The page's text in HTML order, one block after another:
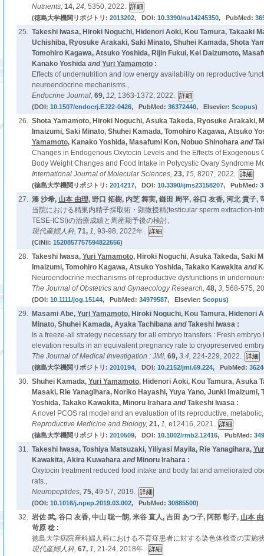
Nutrients, 14, 24, 5350, 2022.
(徳島大学機関リポジトリ: 2013202, DOI: 10.3390/nu14245350, PubMed:
25. Takeshi Iwasa, Hiroki Noguchi, Hidenori Aoki, Kou Tamura, Takaaki
Uchishiba, Ryosuke Arakaki, Saki Minato, Shuhei Kamada, Shota
Tomohiro Kagawa, Atsuko Yoshida, Rijin Fukui, Kei Daizumoto,
Kanako YoshidaandYuri Yamamoto:
Effects of undernutrition and low energy availability on reproductive
neuroendocrine mechanisms.,
Endocrine Journal, 69, 12, 1363-1372, 2022.
(DOI: 10.1507/endocrj.EJ22-0426, PubMed: 36372440, Elsevier: Scopus)
26. Shota Yamamoto, Hiroki Noguchi, Asuka Takeda, Ryosuke Arakaki,
Imaizumi, Saki Minato, Shuhei Kamada, Tomohiro Kagawa, Atsuko
Yamamoto, Kanako Yoshida, Masafumi Kon, Nobuo Shinoharaand
Changes in Endogenous Oxytocin Levels and the Effects of Exogenous
Body Weight Changes and Food Intake in Polycystic Ovary Syndrome
International Journal of Molecular Sciences, 23, 15, 8207, 2022.
(徳島大学機関リポジトリ: 2014217, DOI: 10.3390/ijms23158207, PubMed:
27. 湊 沙希, 山本 由理, 野口 拓樹, 内芝 舞実, 鎌田 周平, 谷口 友香, 河北 貴子,
当院における精巣内精子採取術・顕微授精(testicular sperm extraction-
TESE-ICSI)の治療成績と周産期予後の検討,
現代産婦人科, 71, 1, 93-98, 2022年.
(CiNii: 1520857757594822656)
28. Takeshi Iwasa, Yuri Yamamoto, Hiroki Noguchi, Asuka Takeda, Saki
Imaizumi, Tomohiro Kagawa, Atsuko Yoshida, Takako Kawakitaand
Neuroendocrine mechanisms of reproductive dysfunctions in
The Journal of Obstetrics and Gynaecology Research, 48, 3, 568-575,
(DOI: 10.1111/jog.15144, PubMed: 34979587, Elsevier: Scopus)
29. Masami Abe, Yuri Yamamoto, Hiroki Noguchi, Kou Tamura, Hidenori
Minato, Shuhei Kamada, Ayaka TachibanaandTakeshi Iwasa :
Is a freeze-all strategy necessary for all embryo transfers : Fresh
elevation results in an equivalent pregnancy rate to cryopreserved
The Journal of Medical Investigation : JMI, 69, 3.4, 224-229, 2022.
(徳島大学機関リポジトリ: 2010194, DOI: 10.2152/jmi.69.224, PubMed:
30. Shuhei Kamada, Yuri Yamamoto, Hidenori Aoki, Kou Tamura, Asuka
Masaki, Rie Yanagihara, Noriko Hayashi, Yuya Yano, Junki Imaizumi,
Yoshida, Takako Kawakita, Minoru IraharaandTakeshi Iwasa :
A novel PCOS rat model and an evaluation of its reproductive,
Reproductive Medicine and Biology, 21, 1, e12416, 2021.
(徳島大学機関リポジトリ: 2010509, DOI: 10.1002/rmb2.12416, PubMed:
31. Takeshi Iwasa, Toshiya Matsuzaki, Yiliyasi Mayila, Rie Yanagihara,
Kawakita, Akira Kuwaharaand Minoru Irahara :
Oxytocin treatment reduced food intake and body fat and ameliorated
rats.,
Neuropeptides, 75, 49-57, 2019.
(DOI: 10.1016/j.npep.2019.03.002, PubMed: 30885500)
32. 岩佐 武, 谷口 友香, 中山 聡一朗, 米谷 直人, 吉田 あつ子, 阿部 彰子, 山本
苛原 稔 :
徳島大学病院産科婦人科における不育症患者に対する染色体検査の実施
現代産婦人科, 67, 1, 21-24, 2018年.